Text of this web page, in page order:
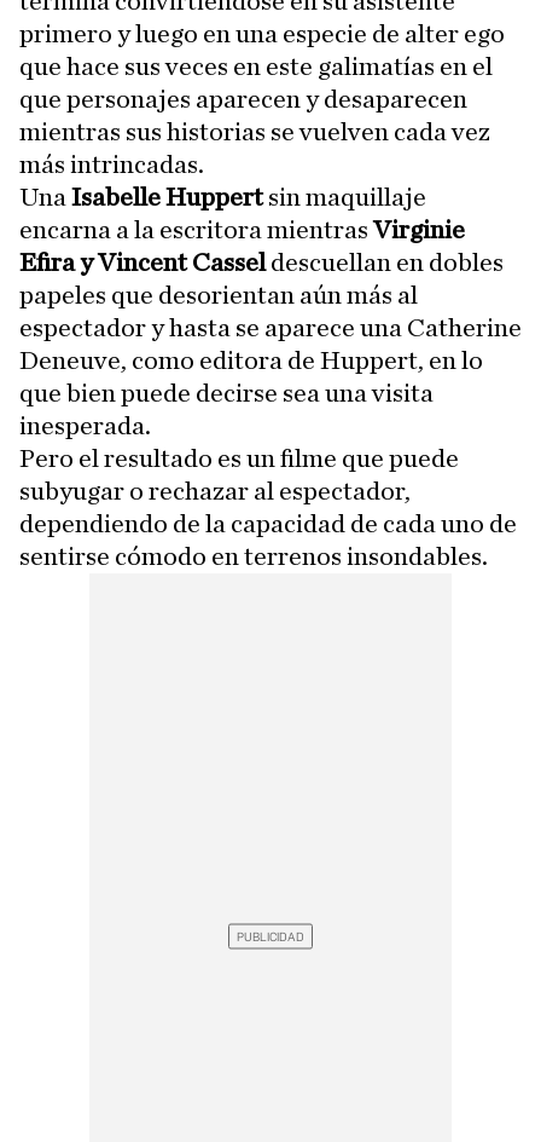
primero y luego en una especie de alter ego
que hace sus veces en este galimatías en el
que personajes aparecen y desaparecen
mientras sus historias se vuelven cada vez
más intrincadas.
Una Isabelle Huppertsin maquillaje
encarna a la escritora mientrasVirginie
Efira y Vincent Casseldescuellan en dobles
papeles que desorientan aún más al
espectador y hasta se aparece una Catherine
Deneuve, como editora de Huppert, en lo
que bien puede decirse sea una visita
inesperada.
Pero el resultado es un filme que puede
subyugar o rechazar al espectador,
dependiendo de la capacidad de cada uno de
sentirse cómodo en terrenos insondables.